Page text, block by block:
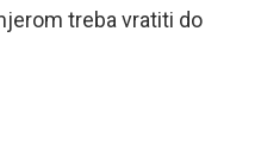
treba vratiti do